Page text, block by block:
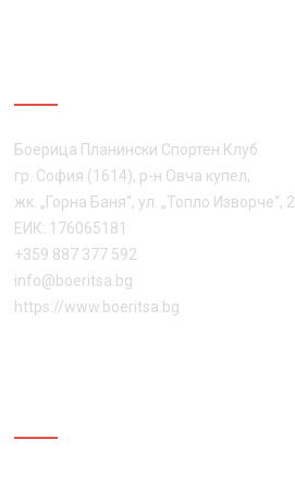
Боерица Планински Спортен Клуб
гр. София (1614), р-н Овча купел,
жк. „Горна Баня“, ул. „Топло Изворче“, 2
ЕИК: 176065181
+359 887 377 592
info@boeritsa.bg
https://www.boeritsa.bg